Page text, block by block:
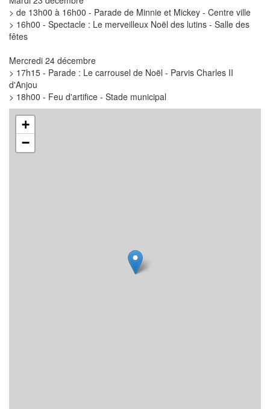
> de 13h00 à 16h00 - Parade de Minnie et Mickey - Centre ville
> 16h00 - Spectacle : Le merveilleux Noël des lutins - Salle des
fêtes
Mercredi 24 décembre
> 17h15 - Parade : Le carrousel de Noël - Parvis Charles II
d'Anjou
> 18h00 - Feu d'artifice - Stade municipal
+
−